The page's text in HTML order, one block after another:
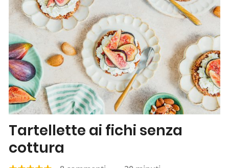
Tartellette ai fichi senza
cottura